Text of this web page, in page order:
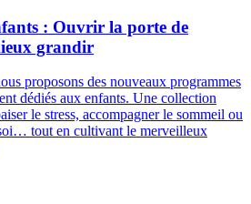
: Ouvrir la porte de
grandir
proposons des nouveaux programmes
dédiés aux enfants. Une collection
le stress, accompagner le sommeil ou
tout en cultivant le merveilleux